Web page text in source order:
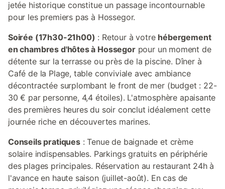
jetée historique constitue un passage incontournable
pour les premiers pas à Hossegor.
Soirée (17h30-21h00) : Retour à votre hébergement
en chambres d'hôtes à Hossegorpour un moment de
détente sur la terrasse ou près de la piscine. Dîner à
Café de la Plage, table conviviale avec ambiance
décontractée surplombant le front de mer (budget : 22-
30 € par personne, 4,4 étoiles). L'atmosphère apaisante
des premières heures du soir conclut idéalement cette
journée riche en découvertes marines.
Conseils pratiques: Tenue de baignade et crème
solaire indispensables. Parkings gratuits en périphérie
des plages principales. Réservation au restaurant 24h à
l'avance en haute saison (juillet-août). En cas de